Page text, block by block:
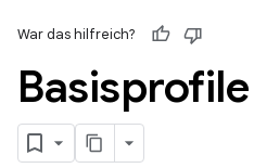
War das hilfreich?